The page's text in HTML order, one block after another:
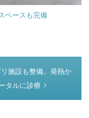
ペースも完備
施設も整備。発熱か
タルに診療